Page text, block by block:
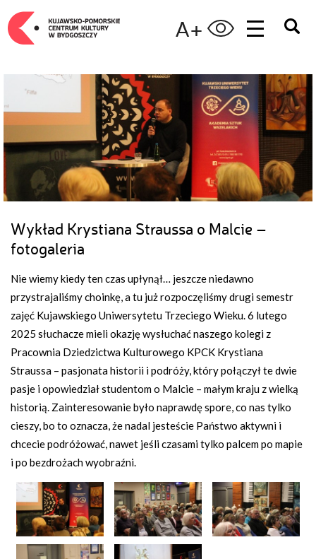
A+
Wykład Krystiana Straussa o Malcie –
fotogaleria
Nie wiemy kiedy ten czas upłynął… jeszcze niedawno
przystrajaliśmy choinkę, a tu już rozpoczęliśmy drugi semestr
zajęć Kujawskiego Uniwersytetu Trzeciego Wieku. 6 lutego
2025 słuchacze mieli okazję wysłuchać naszego kolegi z
Pracownia Dziedzictwa Kulturowego KPCK Krystiana
Straussa – pasjonata historii i podróży, który połączył te dwie
pasje i opowiedział studentom o Malcie – małym kraju z wielką
historią. Zainteresowanie było naprawdę spore, co nas tylko
cieszy, bo to oznacza, że nadal jesteście Państwo aktywni i
chcecie podróżować, nawet jeśli czasami tylko palcem po mapie
i po bezdrożach wyobraźni.